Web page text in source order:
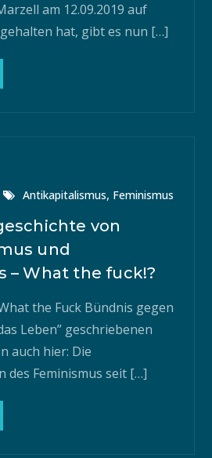
am 12.09.2019 auf
hat, gibt es nun […]
Antikapitalismus, Feminismus
von
und
– What the fuck!?
the Fuck Bündnis gegen
Leben” geschriebenen
auch hier: Die
des Feminismus seit […]